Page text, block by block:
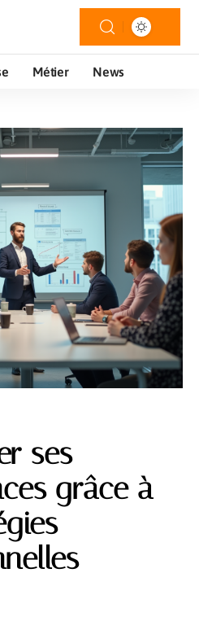
Métier News
ses
grâce à